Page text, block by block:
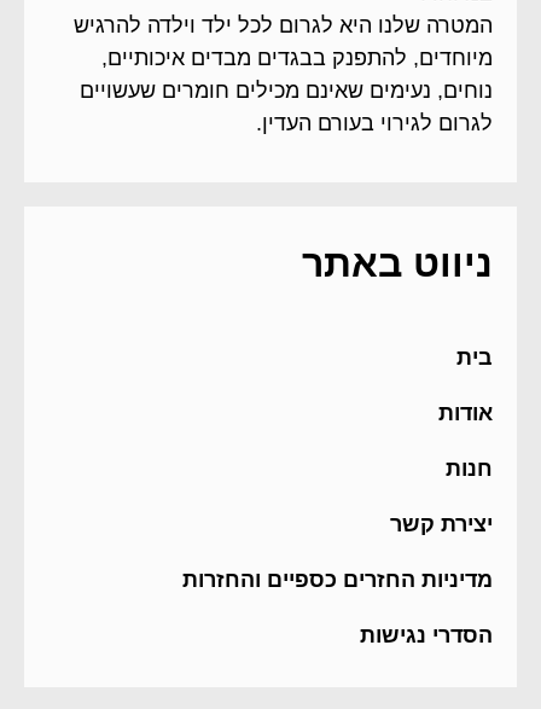
המטרה שלנו היא לגרום לכל ילד וילדה להרגיש
מיוחדים, להתפנק בבגדים מבדים איכותיים,
נוחים, נעימים שאינם מכילים חומרים שעשויים
לגרום לגירוי בעורם העדין.
ניווט באתר
בית
אודות
חנות
יצירת קשר
מדיניות החזרים כספיים והחזרות
הסדרי נגישות